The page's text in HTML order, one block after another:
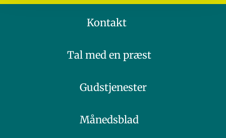
Kontakt
Tal med en præst
Gudstjenester
Månedsblad